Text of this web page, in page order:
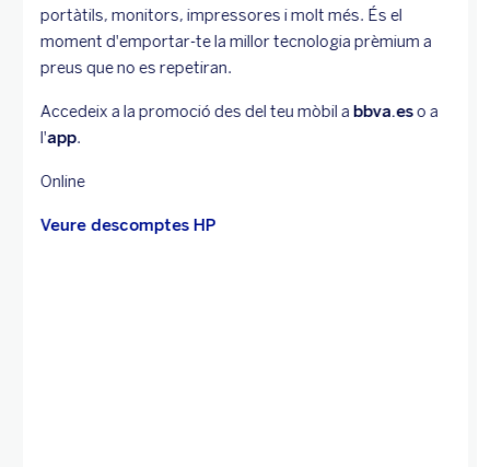
portàtils, monitors, impressores i molt més. És el
moment d'emportar-te la millor tecnologia prèmium a
preus que no es repetiran.
Accedeix a la promoció des del teu mòbil a bbva.eso a
l'app.
Online
Veure descomptes HP